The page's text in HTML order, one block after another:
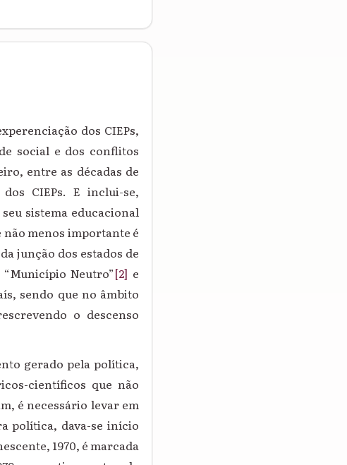
dos CIEPs,
social e dos conflitos
entre as décadas de
CIEPs. E inclui-se,
sistema educacional
menos importante é
junção dos estados de
Neutro”[2] e
sendo que no âmbito
o descenso
gerado pela política,
científicos que não
é necessário levar em
política, dava-se início
1970, é marcada